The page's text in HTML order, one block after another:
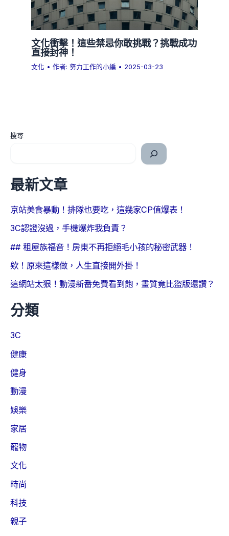
文化衝擊！這些禁忌你敢挑戰？挑戰成功
直接封神！
文化 • 作者:努力工作的小編 • 2025-03-23
搜尋
最新文章
京站美食暴動！排隊也要吃，這幾家CP值爆表！
3C認證沒過，手機爆炸我負責？
## 租屋族福音！房東不再拒絕毛小孩的秘密武器！
欸！原來這樣做，人生直接開外掛！
這網站太狠！動漫新番免費看到飽，畫質竟比盜版還讚？
分類
3C
健康
健身
動漫
娛樂
家居
寵物
文化
時尚
科技
親子